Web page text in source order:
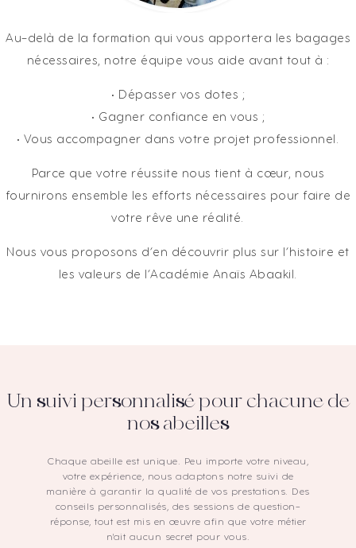
Au-delà de la formation qui vous apportera les bagages
nécessaires, notre équipe vous aide avant tout à :
• Dépasser vos dotes ;
• Gagner confiance en vous ;
• Vous accompagner dans votre projet professionnel.
Parce que votre réussite nous tient à cœur, nous
fournirons ensemble les efforts nécessaires pour faire de
votre rêve une réalité.
Nous vous proposons d’en découvrir plus sur l’histoire et
les valeurs de l’Académie Anaïs Abaakil.
Un suivi personnalisé pour chacune de
nos abeilles
Chaque abeille est unique. Peu importe votre niveau,
votre expérience, nous adaptons notre suivi de
manière à garantir la qualité de vos prestations. Des
conseils personnalisés, des sessions de question-
réponse, tout est mis en œuvre afin que votre métier
n'ait aucun secret pour vous.